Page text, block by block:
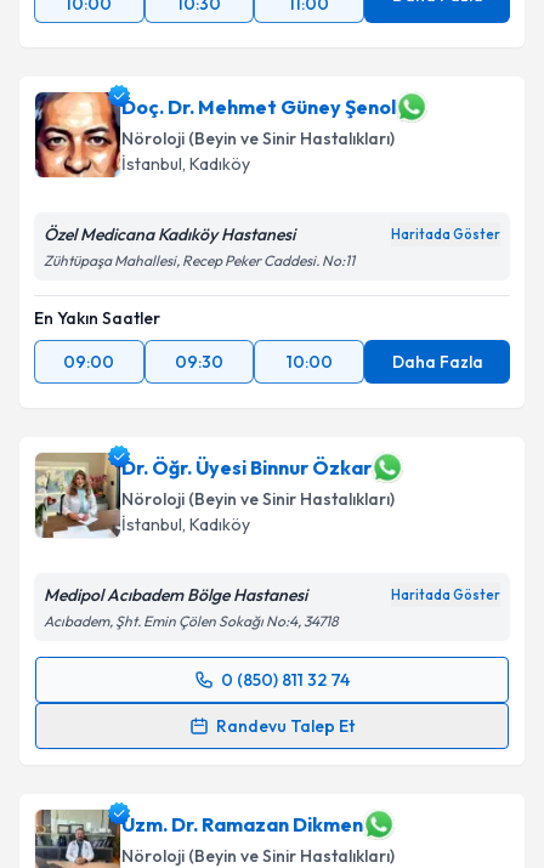
Doç. Dr. Mehmet Güney Şenol
Nöroloji (Beyin ve Sinir Hastalıkları)
İstanbul, Kadıköy
Özel Medicana Kadıköy Hastanesi Haritada Göster
Zühtüpaşa Mahallesi, Recep Peker Caddesi. No:11
En Yakın Saatler
09:00
09:30 10:00 Daha Fazla
Dr. Öğr. Üyesi Binnur Özkar
Nöroloji (Beyin ve Sinir Hastalıkları)
İstanbul, Kadıköy
Medipol Acıbadem Bölge Hastanesi Haritada Göster
Acıbadem, Şht. Emin Çölen Sokağı No:4, 34718
0 (850) 811 32 74
Randevu Talep Et
Randevu Takvimi Talebi
için bir takvim hazırlandığında e-posta ile
bilgilendireceğiz.
Uzm. Dr. Ramazan Dikmen
Nöroloji (Beyin ve Sinir Hastalıkları)